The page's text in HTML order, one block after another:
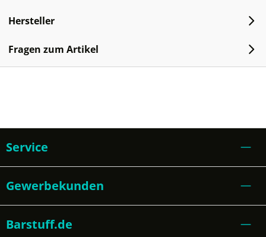
Hersteller
Fragen zum Artikel
Service
Gewerbekunden
Barstuff.de